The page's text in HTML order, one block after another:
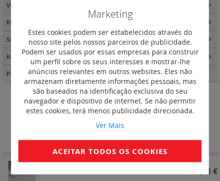
Relés atuadores
187,31 €
Video controlo para porteiros
Kits video e áudio porteiros
Sistema IP(8)
Kits videoporteiros(8)
Postos externos Linha 5000(37)
Marketing
Estes cookies podem ser estabelecidos através do
nosso site pelos nossos parceiros de publicidade.
Podem ser usados por essas empresas para construir
um perfil sobre os seus interesses e mostrar-lhe
anúncios relevantes em outros websites. Eles não
armazenam diretamente informações pessoais, mas
são baseados na identificação exclusiva do seu
navegador e dispositivo de internet. Se não permitir
estes cookies, terá menos publicidade direcionada.
Ver Mais
ACEITAR TODOS OS COOKIES